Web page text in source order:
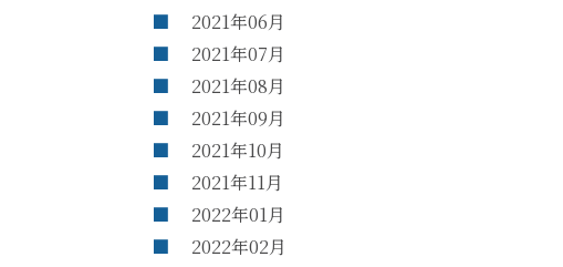
2021年06月
2021年07月
2021年08月
2021年09月
2021年10月
2021年11月
2022年01月
2022年02月